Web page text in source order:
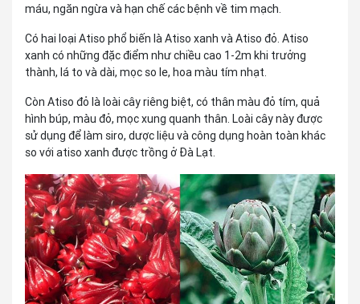
máu, ngăn ngừa và hạn chế các bệnh về tim mạch.
Có hai loại Atiso phổ biến là Atiso xanh và Atiso đỏ. Atiso
xanh có những đặc điểm như chiều cao 1-2m khi trưởng
thành, lá to và dài, mọc so le, hoa màu tím nhạt.
Còn Atiso đỏ là loài cây riêng biệt, có thân màu đỏ tím, quả
hình búp, màu đỏ, mọc xung quanh thân. Loài cây này được
sử dụng để làm siro, dược liệu và công dụng hoàn toàn khác
so với atiso xanh được trồng ở Đà Lạt.